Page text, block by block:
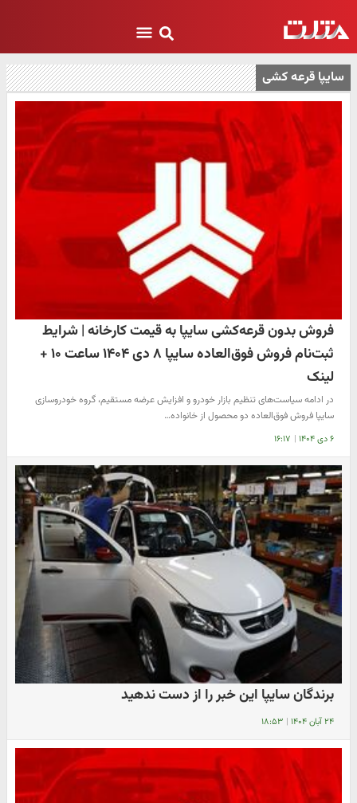
سایپا قرعه کشی
فروش بدون قرعه‌کشی سایپا به قیمت کارخانه | شرایط
ثبت‌نام فروش فوق‌العاده سایپا ۸ دی ۱۴۰۴ ساعت ۱۰ +
لینک
در ادامه سیاست‌های تنظیم بازار خودرو و افزایش عرضه مستقیم، گروه خودروسازی
سایپا فروش فوق‌العاده دو محصول از خانواده…
۶ دی ۱۴۰۴ | ۱۶:۱۷
برندگان سایپا این خبر را از دست ندهید
۲۴ آبان ۱۴۰۴ | ۱۸:۵۳